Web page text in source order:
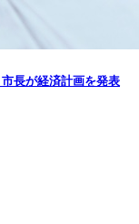
長が経済計画を発表